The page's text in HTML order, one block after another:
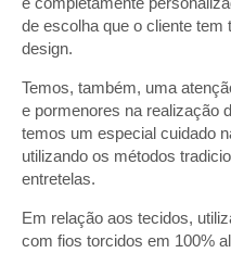
de escolha que o cliente tem
design.
Temos, também, uma
e pormenores na realização
temos um especial cuidado
utilizando os métodos
entretelas.
Em relação aos tecidos,
com fios torcidos em 100%